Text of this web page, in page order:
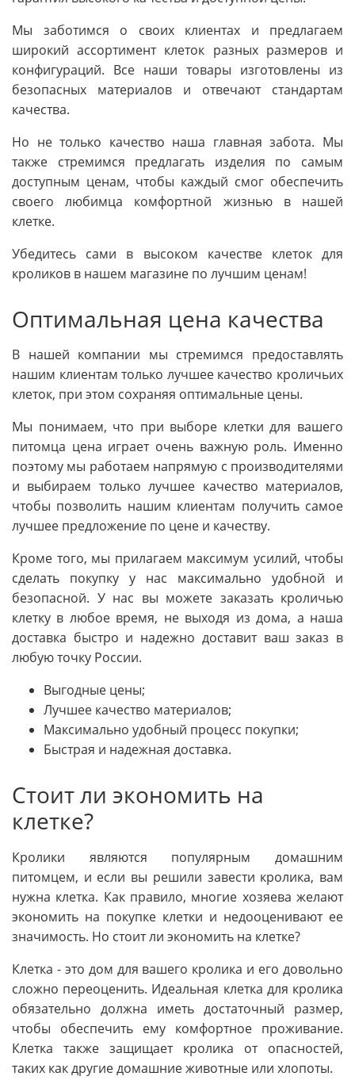
Мы заботимся о своих клиентах и предлагаем
широкий ассортимент клеток разных размеров и
конфигураций. Все наши товары изготовлены из
безопасных материалов и отвечают стандартам
качества.
Но не только качество наша главная забота. Мы
также стремимся предлагать изделия по самым
доступным ценам, чтобы каждый смог обеспечить
своего любимца комфортной жизнью в нашей
клетке.
Убедитесь сами в высоком качестве клеток для
кроликов в нашем магазине по лучшим ценам!
Оптимальная цена качества
В нашей компании мы стремимся предоставлять
нашим клиентам только лучшее качество кроличьих
клеток, при этом сохраняя оптимальные цены.
Мы понимаем, что при выборе клетки для вашего
питомца цена играет очень важную роль. Именно
поэтому мы работаем напрямую с производителями
и выбираем только лучшее качество материалов,
чтобы позволить нашим клиентам получить самое
лучшее предложение по цене и качеству.
Кроме того, мы прилагаем максимум усилий, чтобы
сделать покупку у нас максимально удобной и
безопасной. У нас вы можете заказать кроличью
клетку в любое время, не выходя из дома, а наша
доставка быстро и надежно доставит ваш заказ в
любую точку России.
Выгодные цены;
Лучшее качество материалов;
Максимально удобный процесс покупки;
Быстрая и надежная доставка.
Стоит ли экономить на
клетке?
Кролики являются популярным домашним
питомцем, и если вы решили завести кролика, вам
нужна клетка. Как правило, многие хозяева желают
экономить на покупке клетки и недооценивают ее
значимость. Но стоит ли экономить на клетке?
Клетка - это дом для вашего кролика и его довольно
сложно переоценить. Идеальная клетка для кролика
обязательно должна иметь достаточный размер,
чтобы обеспечить ему комфортное проживание.
Клетка также защищает кролика от опасностей,
таких как другие домашние животные или хлопоты.